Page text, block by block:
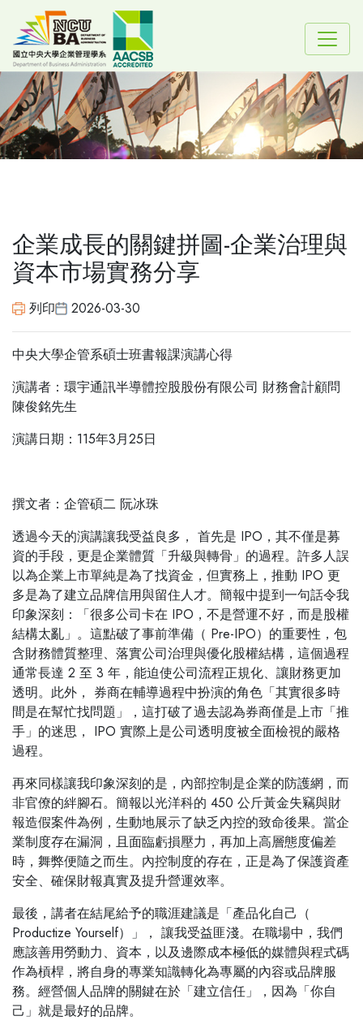
企業成長的關鍵拼圖-企業治理與
資本市場實務分享
列印 2026-03-30
中央大學企管系碩士班書報課演講心得
演講者：環宇通訊半導體控股股份有限公司 財務會計顧問
陳俊銘先生
演講日期：115年3月25日
撰文者：企管碩二 阮冰珠
透過今天的演講讓我受益良多， 首先是 IPO，其不僅是募
資的手段，更是企業體質「升級與轉骨」的過程。許多人誤
以為企業上市單純是為了找資金，但實務上，推動 IPO 更
多是為了建立品牌信用與留住人才。簡報中提到一句話令我
印象深刻：「很多公司卡在 IPO，不是營運不好，而是股權
結構太亂」。這點破了事前準備（ Pre-IPO）的重要性，包
含財務體質整理、落實公司治理與優化股權結構，這個過程
通常長達 2 至 3 年，能迫使公司流程正規化、讓財務更加
透明。此外， 券商在輔導過程中扮演的角色「其實很多時
間是在幫忙找問題」，這打破了過去認為券商僅是上市「推
手」的迷思， IPO 實際上是公司透明度被全面檢視的嚴格
過程。
再來同樣讓我印象深刻的是，內部控制是企業的防護網，而
非官僚的絆腳石。 簡報以光洋科的 450 公斤黃金失竊與財
報造假案件為例，生動地展示了缺乏內控的致命後果。當企
業制度存在漏洞，且面臨虧損壓力，再加上高層態度偏差
時，舞弊便隨之而生。內控制度的存在，正是為了保護資產
安全、確保財報真實及提升營運效率。
最後，講者在結尾給予的職涯建議是「產品化自己（
Productize Yourself）」， 讓我受益匪淺。在職場中，我們
應該善用勞動力、資本，以及邊際成本極低的媒體與程式碼
作為槓桿，將自身的專業知識轉化為專屬的內容或品牌服
務。經營個人品牌的關鍵在於「建立信任」，因為「你自
己」就是最好的品牌。